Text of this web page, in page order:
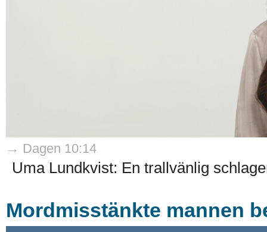
→ Dagen 10:14
Uma Lundkvist: En trallvänlig
Mordmisstänkte mannen